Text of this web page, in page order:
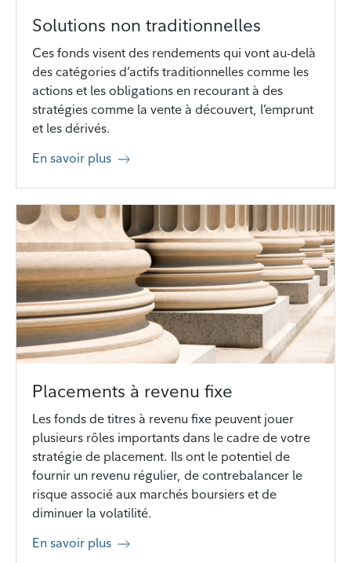
Solutions non traditionnelles
Ces fonds visent des rendements qui vont au-delà
des catégories d’actifs traditionnelles comme les
actions et les obligations en recourant à des
stratégies comme la vente à découvert, l’emprunt
et les dérivés.
En savoir plus
Placements à revenu fixe
Les fonds de titres à revenu fixe peuvent jouer
plusieurs rôles importants dans le cadre de votre
stratégie de placement. Ils ont le potentiel de
fournir un revenu régulier, de contrebalancer le
risque associé aux marchés boursiers et de
diminuer la volatilité.
En savoir plus